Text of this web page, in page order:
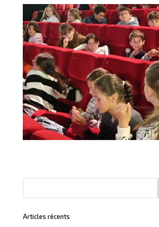
Articles récents